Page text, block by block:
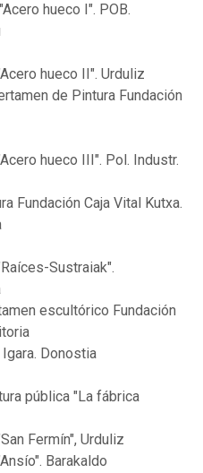
hueco I". POB.
hueco II". Urduliz
de Pintura Fundación
hueco III". Pol. Industr.
Fundación Caja Vital Kutxa.
Sustraiak".
escultórico Fundación
Donostia
pública "La fábrica
Fermín", Urduliz
Barakaldo